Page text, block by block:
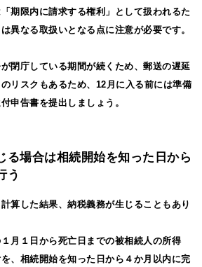
期限内に請求する権利」として扱われるた
異なる取扱いとなる点に注意が必要です。
閉庁している期間が続くため、郵送の遅延
リスクもあるため、12月に入る前には準備
申告書を提出しましょう。
る場合は相続開始を知った日から
う
算した結果、納税義務が生じることもあり
月１日から死亡日までの被相続人の所得
、相続開始を知った日から４か月以内に完